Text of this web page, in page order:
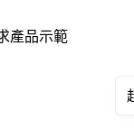
產品示範